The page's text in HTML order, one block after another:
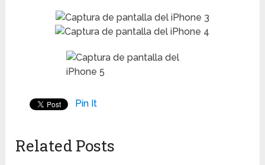
Pin It
Related Posts